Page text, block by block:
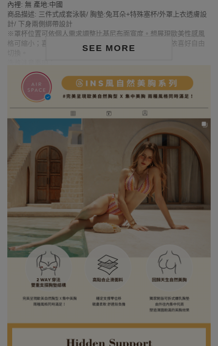
SEE MORE
內裡: 無 產地:中國
商品描述: 三件式成套泳裝/ 胸墊:兔耳朵+特殊塞杯/外罩上衣透膚設
計/ 下身兩側綁帶設計
※罩杯位置可依個人需求調整比基尼布面寬度。想展現歐美性感風
格可縮小；喜歡自然風格則可調整成基本三角杯形，可依喜好自由
※ 首次洗滌時,深色/飽和色系 較易釋出多餘的固色劑, 屬於正常現
※ 深色衣物建議在首次穿著前先下水清洗, 有助釋出多餘染劑，減少
掉色或移染, 可降低染色風險。
※ 深色與淺色衣物請分開洗滌，避免互相染色或產生移染現象。
※ 穿搭時請避免與淺色衣物、配件、飾品一同搭配使用，以防止因
摩擦或潮濕而導致染色。
※ 顏色請參考單品圖片較為接近，但因圖檔顏色會因個人電腦螢幕
設定差異略有不同，請以實際商品顏色為準。
MODEL資訊
身高173cm／胸圍Bust：83cm
腰圍Waist：57cm／臀圍hips：88cm
試穿報告：模特兒穿著S號
身高175cm／胸圍Bust：83cm
腰圍Waist：60cm／臀圍hips：90cm
試穿報告：模特兒穿著S號